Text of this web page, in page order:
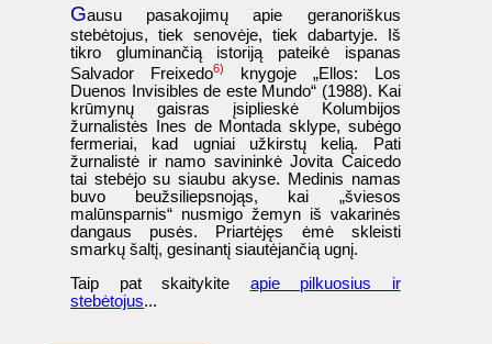
Gausu pasakojimų apie geranoriškus
stebėtojus, tiek senovėje, tiek dabartyje. Iš
tikro gluminančią istoriją pateikė ispanas
Salvador Freixedo6)
knygoje „Ellos: Los
Duenos Invisibles de este Mundo“ (1988). Kai
krūmynų gaisras įsiplieskė Kolumbijos
žurnalistės Ines de Montada sklype, subėgo
fermeriai, kad ugniai užkirstų kelią. Pati
žurnalistė ir namo savininkė Jovita Caicedo
tai stebėjo su siaubu akyse. Medinis namas
buvo beužsiliepsnojąs, kai „šviesos
malūnsparnis“ nusmigo žemyn iš vakarinės
dangaus pusės. Priartėjęs ėmė skleisti
smarkų šaltį, gesinantį siautėjančią ugnį.
Taip pat skaitykite apie pilkuosius ir
stebėtojus...